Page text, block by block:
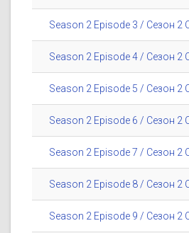
Season 2 Episode 3 / Сезон 2
Season 2 Episode 4 / Сезон 2
Season 2 Episode 5 / Сезон 2
Season 2 Episode 6 / Сезон 2
Season 2 Episode 7 / Сезон 2
Season 2 Episode 8 / Сезон 2
Season 2 Episode 9 / Сезон 2